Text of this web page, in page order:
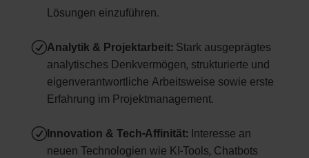
Lösungen einzuführen.
RAnalytik & Projektarbeit:Stark ausgeprägtes
analytisches Denkvermögen, strukturierte und
eigenverantwortliche Arbeitsweise sowie erste
Erfahrung im Projektmanagement.
RInnovation & Tech-Affinität:Interesse an
neuen Technologien wie KI-Tools, Chatbots